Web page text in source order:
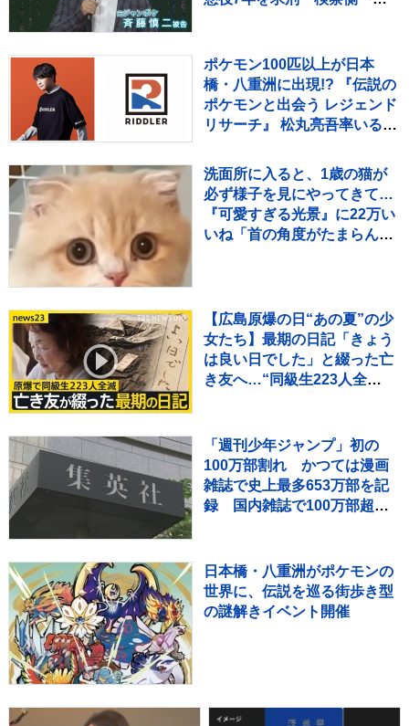
ポケモン100匹以上が日本
橋・八重洲に出現!? 『伝説の
ポケモンと出会う レジェンド
リサーチ』 松丸亮吾率いる
イベントも実施
洗面所に入ると、1歳の猫が
必ず様子を見にやってきて…
『可愛すぎる光景』に22万い
いね「首の角度がたまらん」
【広島原爆の日“あの夏”の少
女たち】最期の日記「きょう
は良い日でした」と綴った亡
き友へ…“同級生223人全
「週刊少年ジャンプ」初の
100万部割れ かつては漫画
雑誌で史上最多653万部を記
録 国内雑誌で100万部超え
日本橋・八重洲がポケモンの
世界に、伝説を巡る街歩き型
の謎解きイベント開催